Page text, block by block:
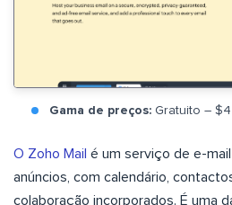
Gama de preços: Gratuito –
O Zoho Mail é um serviço de e-
anúncios, com calendário,
colaboração incorporados. É uma